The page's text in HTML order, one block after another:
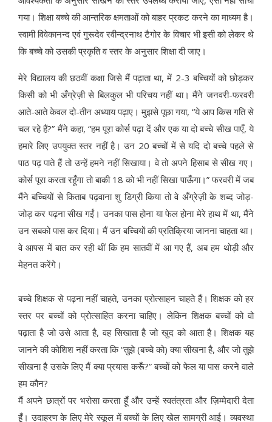
गया। शिक्षा बच्चे की आन्तरिक क्षमताओं को बाहर प्रकट करने का माध्यम है।
स्वामी विवेकानन्द एवं गुरूदेव रवीन्द्रनाथ टैगोर के विचार भी इसी को लेकर थे
कि बच्चे को उसकी प्रकृति व स्तर के अनुसार शिक्षा दी जाए।
मेरे विद्यालय की छठवीं कक्षा जिसे मैं पढ़ाता था, में 2-3 बच्चियों को छोड़कर
किसी को भी अँग्रेज़ी से बिलकुल भी परिचय नहीं था। मैंने जनवरी-फरवरी
आते-आते केवल दो-तीन अध्याय पढ़ाए। मुझसे पूछा गया, “ये आप किस गति से
चल रहे हैं?” मैंने कहा, “हम पूरा कोर्स पढ़ा दें और एक या दो बच्चे सीख पाएँ, ये
हमारे लिए उपयुक्त स्तर नहीं है। उन 20 बच्चों में से यदि दो बच्चे पहले से
पाठ पढ़ पाते हैं तो उन्हें हमने नहीं सिखाया। वे तो अपने हिसाब से सीख गए।
कोर्स पूरा करता रहूँगा तो बाकी 18 को भी नहीं सिखा पाऊँगा।” फरवरी में जब
मैंने बच्चियों से किताब पढ़वाना शु डिग्री किया तो वे अँग्रेज़ी के शब्द जोड़-
जोड़ कर पढ़ना सीख गईं। उनका पास होना या फेल होना मेरे हाथ में था, मैंने
उन सबको पास कर दिया। मैं उन बच्चियों की प्रतिक्रिया जानना चाहता था।
वे आपस में बात कर रही थीं कि हम सातवीं में आ गए हैं, अब हम थोड़ी और
मेहनत करेंगे।
बच्चे शिक्षक से पढ़ना नहीं चाहते, उनका प्रोत्साहन चाहते हैं। शिक्षक को हर
स्तर पर बच्चों को प्रोत्साहित करना चाहिए। लेकिन शिक्षक बच्चों को वो
पढ़ाता है जो उसे आता है, वह सिखाता है जो खुद को आता है। शिक्षक यह
जानने की कोशिश नहीं करता कि “तुझे (बच्चे को) क्या सीखना है, और जो तुझे
सीखना है उसके लिए मैं क्या प्रयास करूँ?” बच्चों को फेल या पास करने वाले
हम कौन?
मैं अपने छात्रों पर भरोसा करता हूँ और उन्हें स्वतंत्रता और ज़िम्मेदारी देता
हूँ। उदाहरण के लिए मेरे स्कूल में बच्चों के लिए खेल सामग्री आई। व्यवस्था